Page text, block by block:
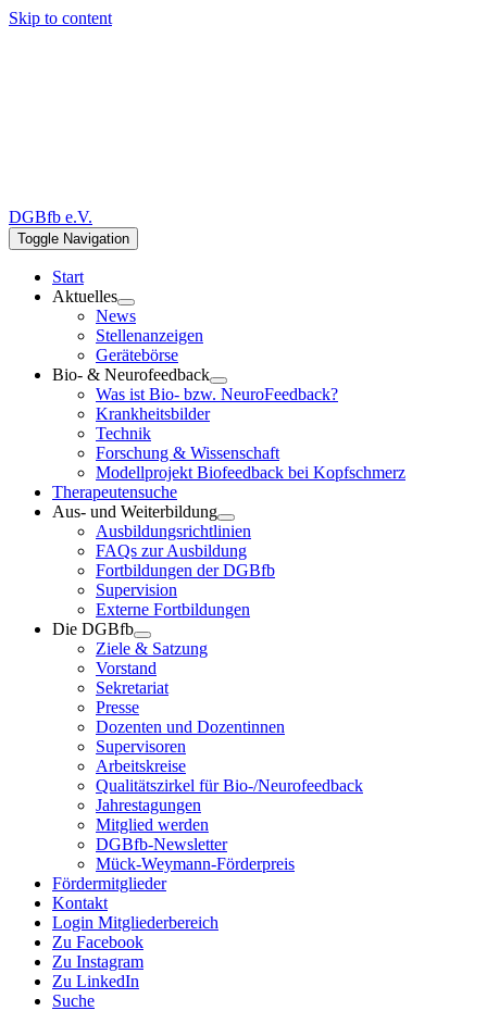
Skip to content
DGBfb e.V.
Toggle Navigation
Start
Aktuelles
News
Stellenanzeigen
Gerätebörse
Bio- & Neurofeedback
Was ist Bio- bzw. NeuroFeedback?
Krankheitsbilder
Technik
Forschung & Wissenschaft
Modellprojekt Biofeedback bei Kopfschmerz
Therapeutensuche
Aus- und Weiterbildung
Ausbildungsrichtlinien
FAQs zur Ausbildung
Fortbildungen der DGBfb
Supervision
Externe Fortbildungen
Die DGBfb
Ziele & Satzung
Vorstand
Sekretariat
Presse
Dozenten und Dozentinnen
Supervisoren
Arbeitskreise
Qualitätszirkel für Bio-/Neurofeedback
Jahrestagungen
Mitglied werden
DGBfb-Newsletter
Mück-Weymann-Förderpreis
Fördermitglieder
Kontakt
Login Mitgliederbereich
Zu Facebook
Zu Instagram
Zu LinkedIn
Suche